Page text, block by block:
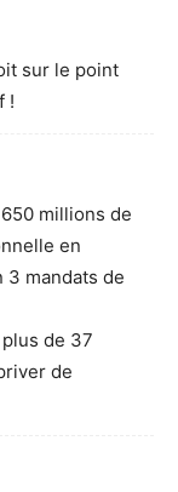
sur le point
!
millions de
en
3 mandats de
de 37
de